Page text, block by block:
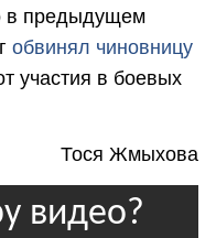
в предыдущем
обвинял чиновницу
участия в боевых
Тося Жмыхова